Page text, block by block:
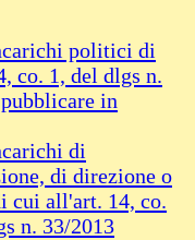
politici di
co. 1, del dlgs n.
in
di
di direzione o
cui all'art. 14, co.
n. 33/2013